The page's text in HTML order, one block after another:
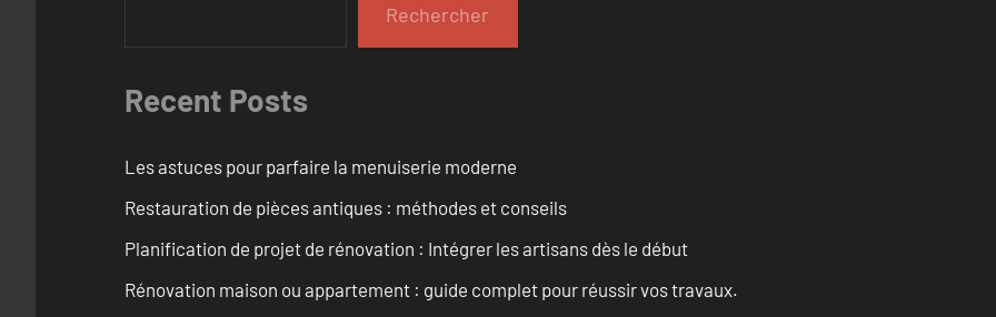
Rechercher
Recent Posts
Les astuces pour parfaire la menuiserie moderne
Restauration de pièces antiques : méthodes et conseils
Planification de projet de rénovation : Intégrer les artisans dès le début
Rénovation maison ou appartement : guide complet pour réussir vos travaux.